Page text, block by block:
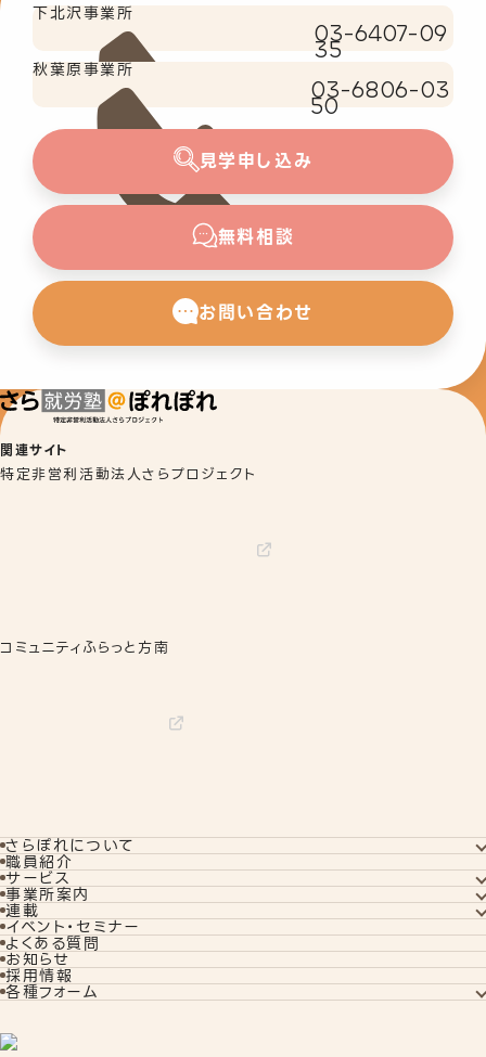
下北沢事業所
03-6407-09
35
秋葉原事業所
03-6806-03
50
見学申し込み
無料相談
お問い合わせ
関連サイト
特定非営利活動法人さらプロジェクト
コミュニティふらっと方南
さらぽれについて
さらぽれについてTOP
就労実績
代表者あいさつ
さらぽれの歴史
職員紹介
サービス
サービスTOP
就労移行支援
就労定着支援
若年者就労支援
企業向けサービス
リワークプログラム
相談支援
事業所案内
事業所案内TOP
下北沢事業所
秋葉原事業所
連載
コラム
訓練生ブログ
さらぽれcafe
教えて！對馬さん
旧ブログ
旧コラム
イベント・セミナー
よくある質問
お知らせ
採用情報
各種フォーム
オンライン無料相談